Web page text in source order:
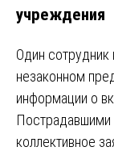
учреждения
Один
незаконном
информации о
Пострадавшими
коллективное